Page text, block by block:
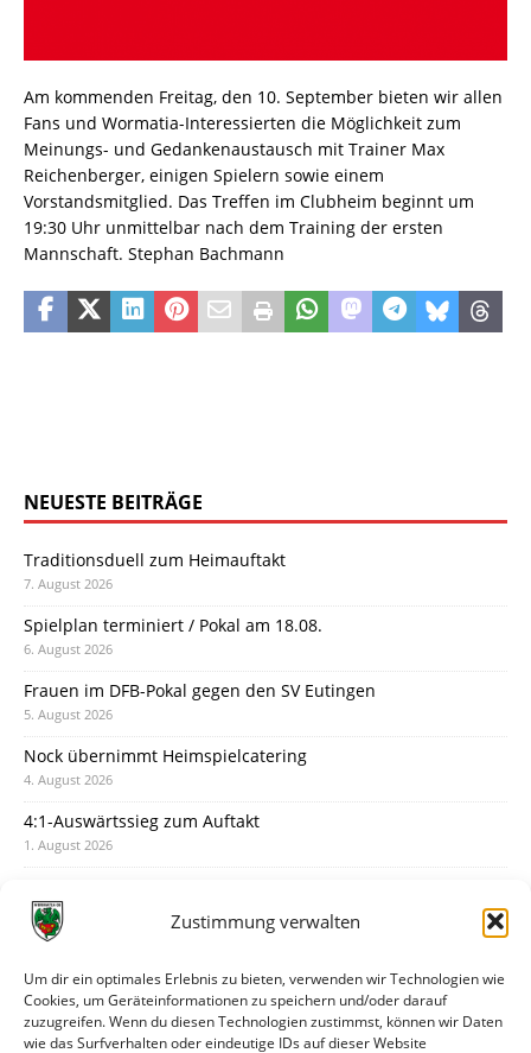
Zustimmung verwalten
Um dir ein optimales Erlebnis zu bieten, verwenden wir Technologien wie
Cookies, um Geräteinformationen zu speichern und/oder darauf
zuzugreifen. Wenn du diesen Technologien zustimmst, können wir Daten
wie das Surfverhalten oder eindeutige IDs auf dieser Website
Am kommenden Freitag, den 10. September bieten wir allen
Fans und Wormatia-Interessierten die Möglichkeit zum
Meinungs- und Gedankenaustausch mit Trainer Max
Reichenberger, einigen Spielern sowie einem
Vorstandsmitglied. Das Treffen im Clubheim beginnt um
19:30 Uhr unmittelbar nach dem Training der ersten
Mannschaft. Stephan Bachmann
NEUESTE BEITRÄGE
Traditionsduell zum Heimauftakt
7. August 2026
Spielplan terminiert / Pokal am 18.08.
6. August 2026
Frauen im DFB-Pokal gegen den SV Eutingen
5. August 2026
Nock übernimmt Heimspielcatering
4. August 2026
4:1-Auswärtssieg zum Auftakt
1. August 2026
31. Juli 2026
30. Juli 2026
Deine Spielminute: 89+1
28. Juli 2026